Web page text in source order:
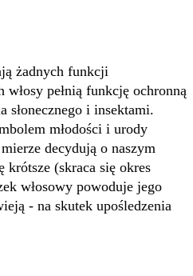
żadnych funkcji
pełnią funkcję ochronną
słonecznego i insektami.
młodości i urody
decydują o naszym
(skraca się okres
włosowy powoduje jego
- na skutek upośledzenia